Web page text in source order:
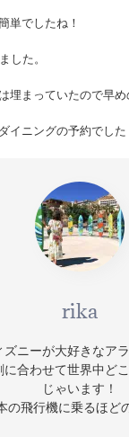
単でしたね！
した。
埋まっていたので早め
イニングの予約でした
rika
ズニーが大好きなア
に合わせて世界中ど
じゃいます！
の飛行機に乗るほど